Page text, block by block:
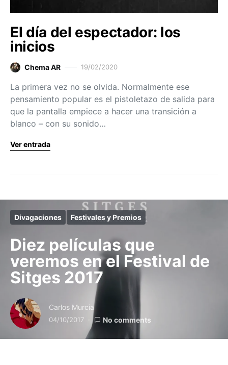
El día del espectador: los
inicios
Chema AR 19/02/2020
La primera vez no se olvida. Normalmente ese
pensamiento popular es el pistoletazo de salida para
que la pantalla empiece a hacer una transición a
blanco – con su sonido…
Ver entrada
Divagaciones Festivales y Premios
Diez películas que
veremos en el Festival de
Sitges 2017
Carlos Murcia
04/10/2017 No comments